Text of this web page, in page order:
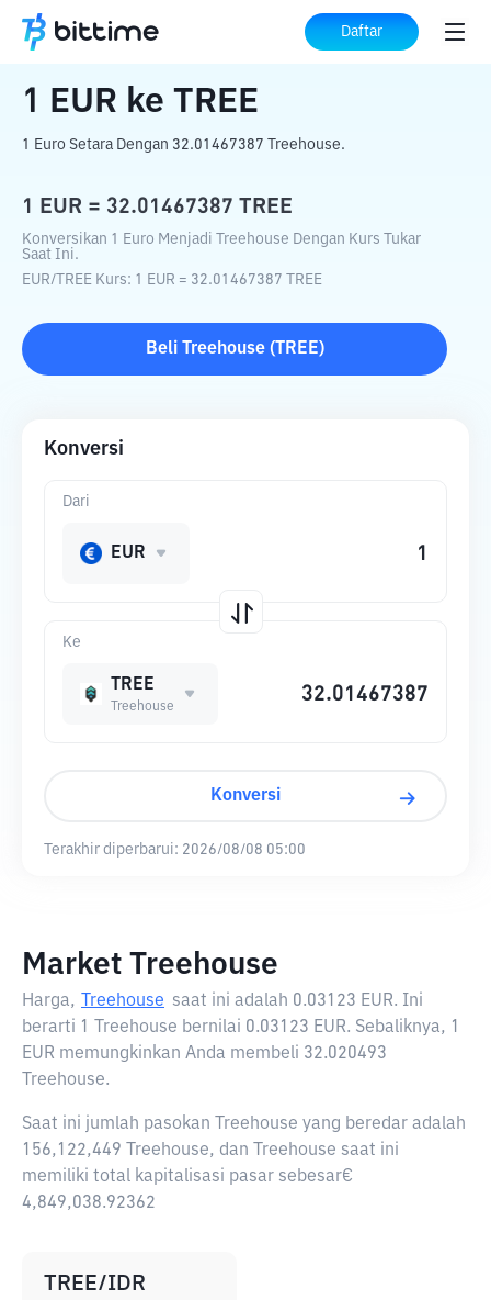
Daftar
Beranda Konverter Kripto ke TREE
1 EUR ke TREE
1 Euro Setara Dengan 32.01467387 Treehouse.
1 EUR = 32.01467387 TREE
Konversikan 1 Euro Menjadi Treehouse Dengan Kurs Tukar
Saat Ini.
EUR/ TREE Kurs: 1 EUR = 32.01467387 TREE
Beli Treehouse( TREE)
Konversi
Ke
TREE
Treehouse
Dari
EUR
Konversi
Terakhir diperbarui: 2026/08/08 05:00
Market Treehouse
Harga, Treehouse saat ini adalah 0.03123 EUR. Ini
berarti 1 Treehouse bernilai 0.03123 EUR. Sebaliknya, 1
EUR memungkinkan Anda membeli 32.020493
Treehouse.
Saat ini jumlah pasokan Treehouse yang beredar adalah
156,122,449 Treehouse, dan Treehouse saat ini
memiliki total kapitalisasi pasar sebesar€
4,849,038.92362
TREE/IDR